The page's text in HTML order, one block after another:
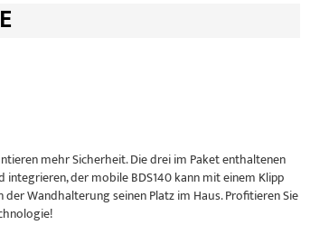
mehr Sicherheit. Die drei im Paket enthaltenen
der mobile BDS140 kann mit einem Klipp
Wandhalterung seinen Platz im Haus. Profitieren Sie